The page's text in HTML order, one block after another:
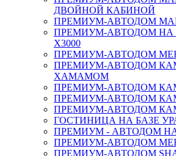
ДВОЙНОЙ КАБИНОЙ
ПРЕМИУМ-АВТОДОМ MAN
ПРЕМИУМ-АВТОДОМ НА
X3000
ПРЕМИУМ-АВТОДОМ
ПРЕМИУМ-АВТОДОМ
ХАМАМОМ
ПРЕМИУМ-АВТОДОМ
ПРЕМИУМ-АВТОДОМ
ПРЕМИУМ-АВТОДОМ
ГОСТИНИЦА НА БАЗЕ
ПРЕМИУМ - АВТОДОМ НА
ПРЕМИУМ-АВТОДОМ
ПРЕМИУМ-АВТОДОМ